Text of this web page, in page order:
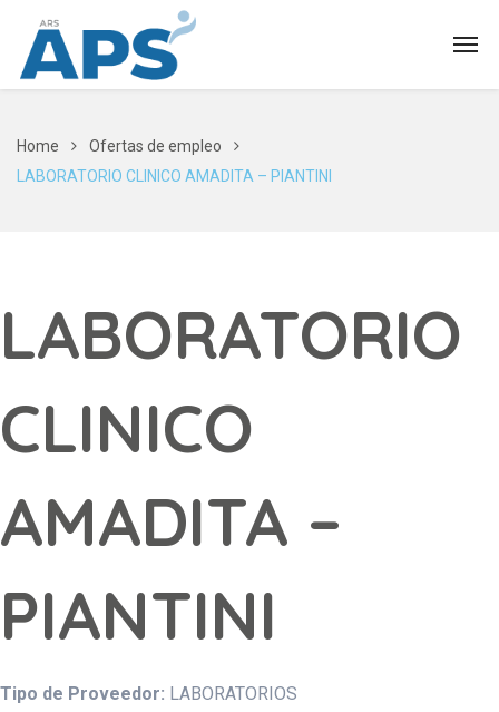
Home
Ofertas de empleo
LABORATORIO CLINICO AMADITA – PIANTINI
LABORATORIO
CLINICO
AMADITA –
PIANTINI
Tipo de Proveedor: LABORATORIOS